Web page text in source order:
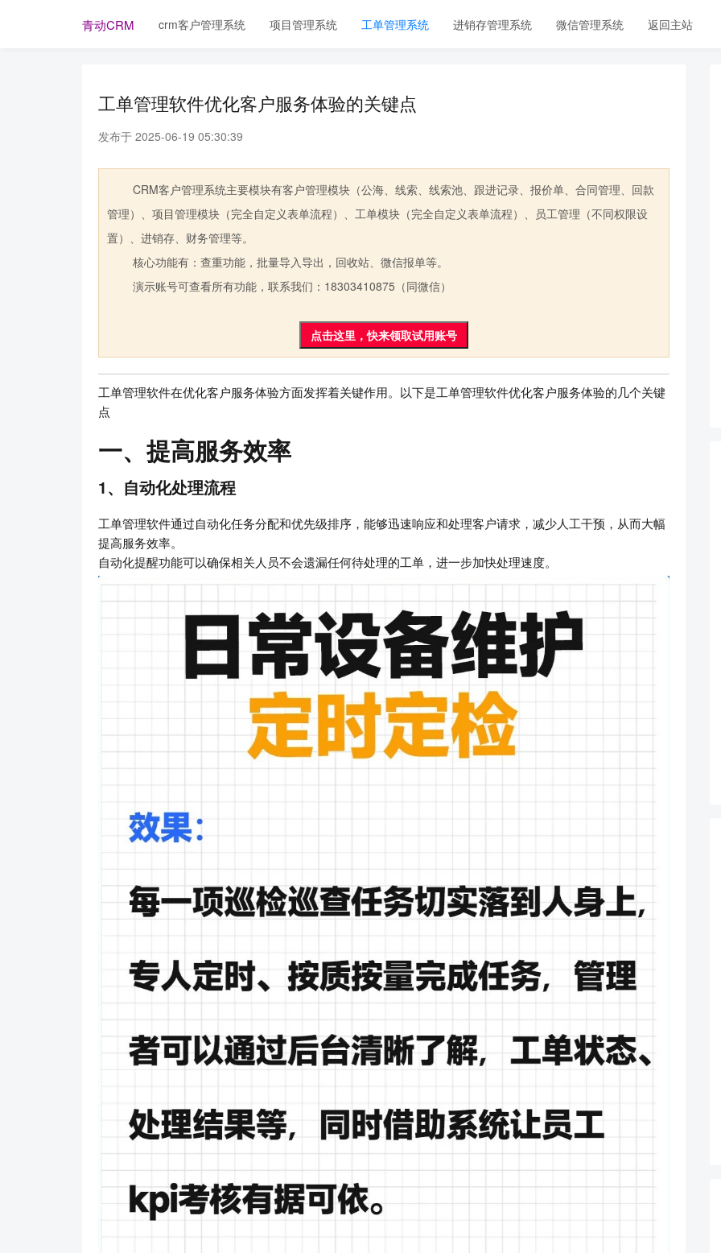
青动CRM crm客户管理系统 项目管理系统 工单管理系统 进销存管理系统 微信管理系统 返回主站
工单管理软件优化客户服务体验的关键点
发布于 2025-06-19 05:30:39
CRM客户管理系统主要模块有客户管理模块（公海、线索、线索池、跟进记录、报价单、合同管理、回款
管理）、项目管理模块（完全自定义表单流程）、工单模块（完全自定义表单流程）、员工管理（不同权限设
置）、进销存、财务管理等。
核心功能有：查重功能，批量导入导出，回收站、微信报单等。
演示账号可查看所有功能，联系我们：18303410875（同微信）
点击这里，快来领取试用账号
工单管理软件在优化客户服务体验方面发挥着关键作用。以下是工单管理软件优化客户服务体验的几个关键
点
一、提高服务效率
1、自动化处理流程
工单管理软件通过自动化任务分配和优先级排序，能够迅速响应和处理客户请求，减少人工干预，从而大幅
提高服务效率。
自动化提醒功能可以确保相关人员不会遗漏任何待处理的工单，进一步加快处理速度。